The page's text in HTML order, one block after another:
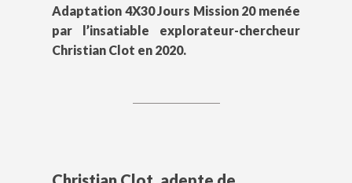
Adaptation 4X30 Jours Mission 20 menée
par l’insatiable explorateur-chercheur
Christian Clot en 2020.